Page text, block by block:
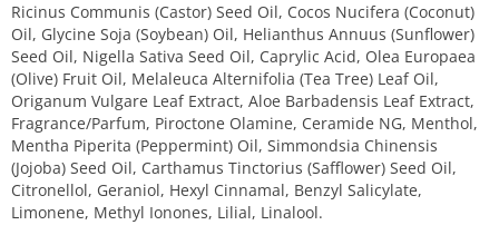
Ricinus Communis (Castor) Seed Oil, Cocos Nucifera (Coconut)
Oil, Glycine Soja (Soybean) Oil, Helianthus Annuus (Sunflower)
Seed Oil, Nigella Sativa Seed Oil, Caprylic Acid, Olea Europaea
(Olive) Fruit Oil, Melaleuca Alternifolia (Tea Tree) Leaf Oil,
Origanum Vulgare Leaf Extract, Aloe Barbadensis Leaf Extract,
Fragrance/Parfum, Piroctone Olamine, Ceramide NG, Menthol,
Mentha Piperita (Peppermint) Oil, Simmondsia Chinensis
(Jojoba) Seed Oil, Carthamus Tinctorius (Safflower) Seed Oil,
Citronellol, Geraniol, Hexyl Cinnamal, Benzyl Salicylate,
Limonene, Methyl Ionones, Lilial, Linalool.